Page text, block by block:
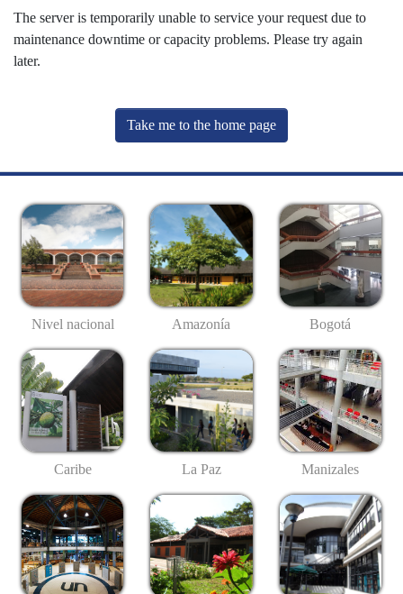
The server is temporarily unable to service your request due to
maintenance downtime or capacity problems. Please try again
later.
Take me to the home page
Nivel nacional Amazonía Bogotá
Caribe La Paz Manizales